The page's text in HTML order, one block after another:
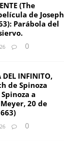
(The
de Joseph
Parábola del
0
DEL INFINITO,
de Spinoza
a
20 de
0